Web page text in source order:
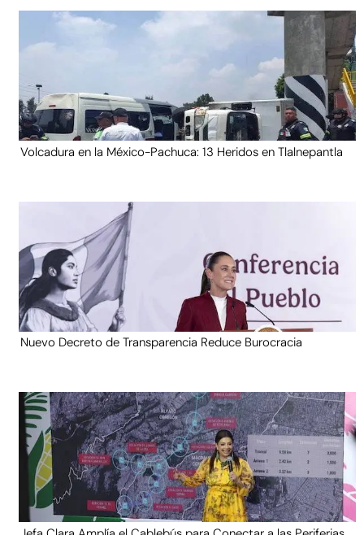
Volcadura en la México-Pachuca: 13 Heridos en Tlalnepantla
Nuevo Decreto de Transparencia Reduce Burocracia